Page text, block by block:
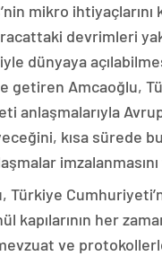
mikro ihtiyaçlarını
devrimleri
dünyaya
getiren Amcaoğlu,
anlaşmalarıyla
kısa sürede
Türkiye
kapılarının her
ve